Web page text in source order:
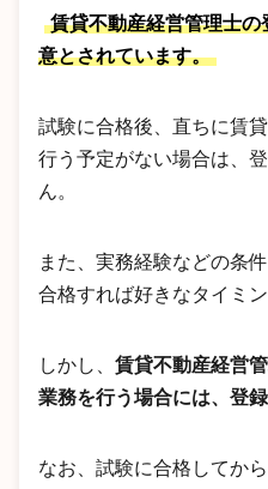
賃貸不動産経営管理士
意とされています。
試験に合格後、直ちに賃
行う予定がない場合は、
ん。
また、実務経験などの条
合格すれば好きなタイミ
しかし、 賃貸不動産経営
業務を行う場合には、登
なお、試験に合格してか